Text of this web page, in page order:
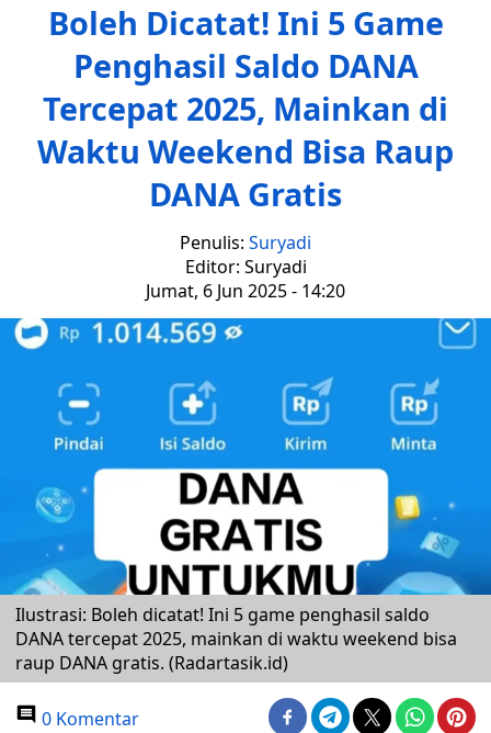
Boleh Dicatat! Ini 5 Game
Penghasil Saldo DANA
Tercepat 2025, Mainkan di
Waktu Weekend Bisa Raup
DANA Gratis
Penulis: Suryadi
Editor: Suryadi
Jumat, 6 Jun 2025 - 14:20
Ilustrasi: Boleh dicatat! Ini 5 game penghasil saldo
DANA tercepat 2025, mainkan di waktu weekend bisa
raup DANA gratis. (Radartasik.id)
0 Komentar